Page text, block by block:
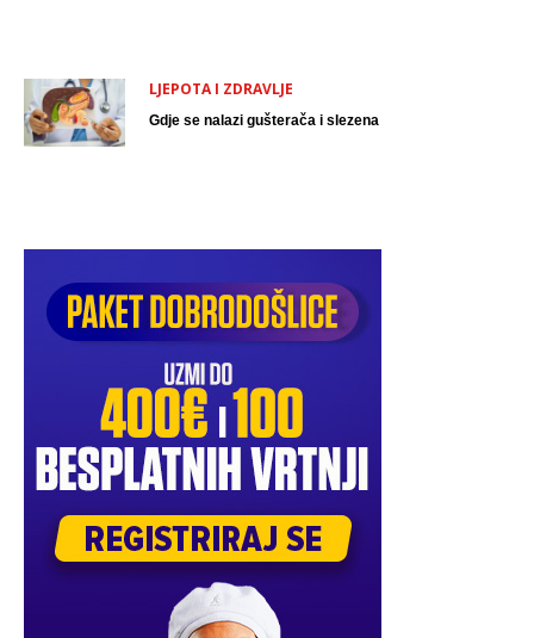
LJEPOTA I ZDRAVLJE
Gdje se nalazi gušterača i slezena